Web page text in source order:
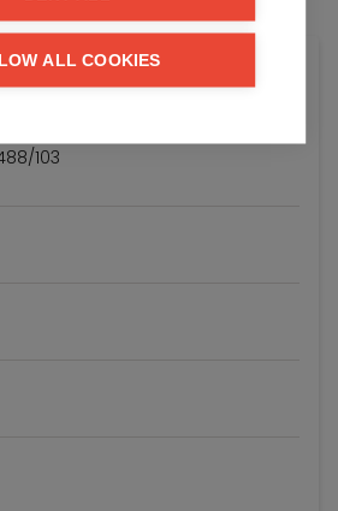
103
ALL COOKIES